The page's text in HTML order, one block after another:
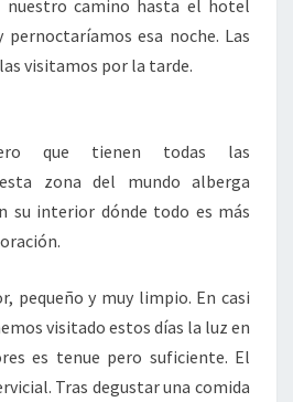
nuestro camino hasta el hotel
pernoctaríamos esa noche. Las
visitamos por la tarde.
que tienen todas las
zona del mundo alberga
su interior dónde todo es más
pequeño y muy limpio. En casi
visitado estos días la luz en
es tenue pero suficiente. El
Tras degustar una comida